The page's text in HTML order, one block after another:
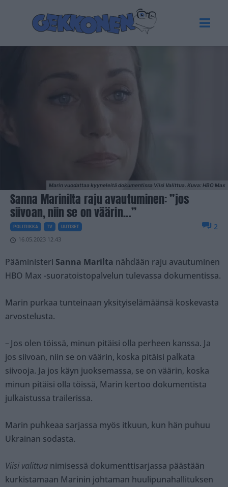
Marin vuodattaa kyyneleitä dokumentissa Viisi Valittua. Kuva: HBO Max
Sanna Marinilta raju avautuminen: ”jos
siivoan, niin se on väärin…”
POLITIIKKA TV UUTISET
16.05.2023 12.43
2
Pääministeri Sanna Marilta nähdään raju avautuminen
HBO Max -suoratoistopalvelun tulevassa dokumentissa.
Marin purkaa tunteinaan yksityiselämäänsä koskevasta
arvostelusta.
– Jos olen töissä, minun pitäisi olla perheen kanssa. Ja
jos siivoan, niin se on väärin, koska pitäisi palkata
siivooja. Ja jos käyn juoksemassa, se on väärin, koska
minun pitäisi olla töissä, Marin kertoo dokumentista
julkaistussa trailerissa.
Marin puhkeaa sarjassa myös itkuun, kun hän puhuu
Ukrainan sodasta.
Viisi valittua nimisessä dokumenttisarjassa päästään
kurkistamaan Marinin johtaman huulipunahallituksen